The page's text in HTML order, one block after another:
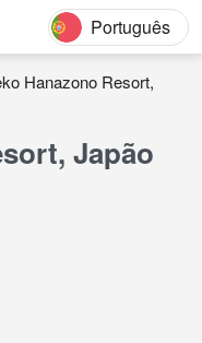
Português
Hanazono Resort,
Japão